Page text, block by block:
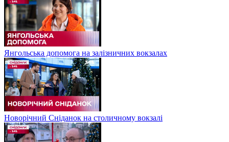
Янгольська допомога на залізничних вокзалах
Новорічний Сніданок на столичному вокзалі